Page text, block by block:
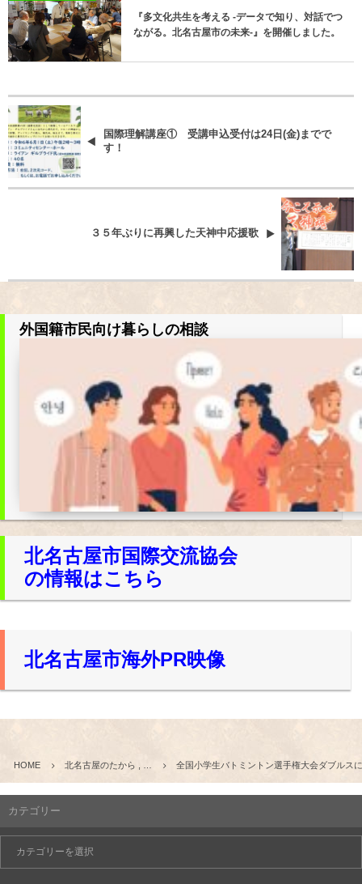
『多文化共生を考える -データで知り、対話でつ
ながる。北名古屋市の未来-』を開催しました。
国際理解講座① 受講申込受付は24日(金)までで
す！
３５年ぶりに再興した天神中応援歌
外国籍市民向け暮らしの相談
北名古屋市国際交流協会
の情報はこちら
北名古屋市海外PR映像
HOME 北名古屋のたから , … 全国小学生バトミントン選手権大会ダブルス
カテゴリー